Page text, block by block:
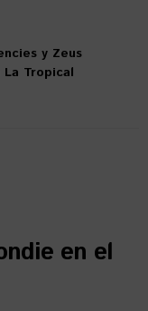
y Zeus
Tropical
en el